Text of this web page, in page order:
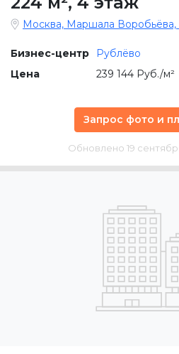
Москва, Маршала Воробьёва,
Бизнес-центр
Рублёво
Цена
239 144 Руб./м²
Запрос фото и
Обновлено 19